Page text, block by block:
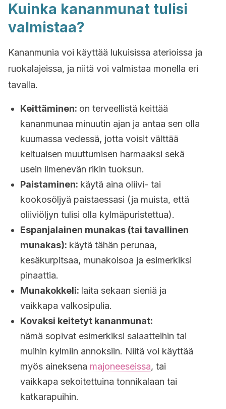
Kuinka kananmunat tulisi
valmistaa?
Kananmunia voi käyttää lukuisissa aterioissa ja
ruokalajeissa, ja niitä voi valmistaa monella eri
tavalla.
Keittäminen: on terveellistä keittää
kananmunaa minuutin ajan ja antaa sen olla
kuumassa vedessä, jotta voisit välttää
keltuaisen muuttumisen harmaaksi sekä
usein ilmenevän rikin tuoksun.
Paistaminen: käytä aina oliivi- tai
kookosöljyä paistaessasi (ja muista, että
oliiviöljyn tulisi olla kylmäpuristettua).
Espanjalainen munakas (tai tavallinen
munakas): käytä tähän perunaa,
kesäkurpitsaa, munakoisoa ja esimerkiksi
pinaattia.
Munakokkeli: laita sekaan sieniä ja
vaikkapa valkosipulia.
Kovaksi keitetyt kananmunat:
nämä sopivat esimerkiksi salaatteihin tai
muihin kylmiin annoksiin. Niitä voi käyttää
myös aineksena majoneeseissa, tai
vaikkapa sekoitettuina tonnikalaan tai
katkarapuihin.